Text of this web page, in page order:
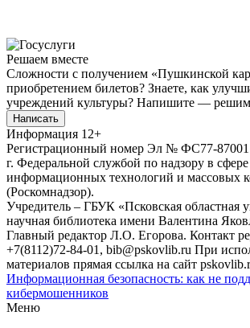
Решаем вместе
Сложности с получением «Пушкинской
приобретением билетов? Знаете, как
учреждений культуры? Напишите —
Написать
Информация 12+
Регистрационный номер Эл № ФС77-87001
г. Федеральной службой по надзору в сфере
информационных технологий и массовых
(Роскомнадзор).
Учредитель – ГБУК «Псковская областная
научная библиотека имени Валентина
Главный редактор Л.О. Егорова. Контакт
+7(8112)72-84-01, bib@pskovlib.ru При
материалов прямая ссылка на сайт
Информационная безопасность: как не
кибермошенников
Меню